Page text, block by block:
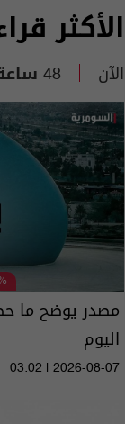
الأكثر
الآن 48 ساعة
مصدر يوضح ما
اليوم
03:02 | 2026-08-07